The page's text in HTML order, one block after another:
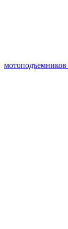
мотоподъемников